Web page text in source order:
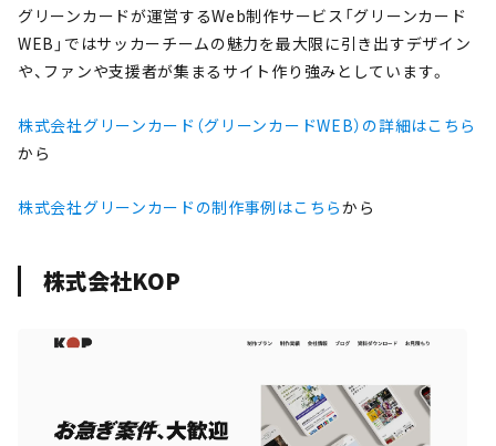
グリーンカードが運営するWeb制作サービス「グリーンカード
WEB」ではサッカーチームの魅力を最大限に引き出すデザイン
や、ファンや支援者が集まるサイト作り強みとしています。
株式会社グリーンカード（グリーンカードWEB）の詳細はこちら
から
株式会社グリーンカードの制作事例はこちらから
株式会社KOP